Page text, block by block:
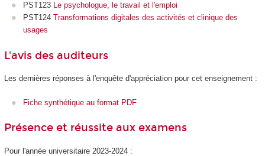
PST123 Le psychologue, le travail et l'emploi
PST124 Transformations digitales des activités et clinique des
usages
L'avis des auditeurs
Les dernières réponses à l'enquête d'appréciation pour cet enseignement :
Fiche synthétique au format PDF
Présence et réussite aux examens
Pour l'année universitaire 2023-2024 :